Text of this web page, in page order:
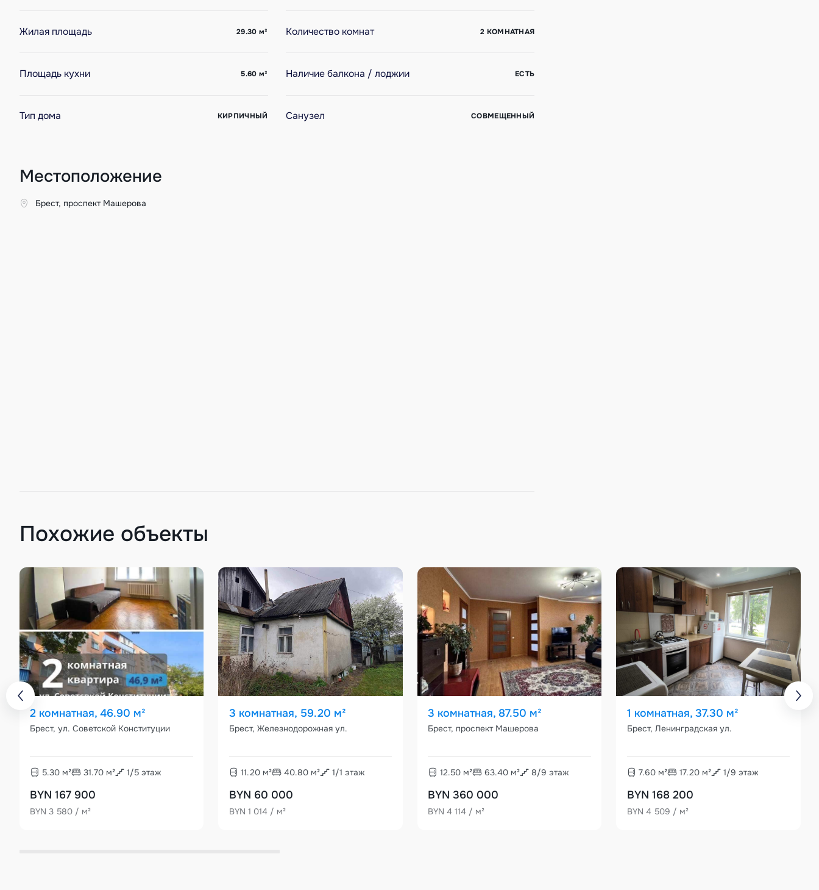
Жилая площадь 29.30 м²
Площадь кухни 5.60 м²
Тип дома КИРПИЧНЫЙ
Количество комнат 2 КОМНАТНАЯ
Наличие балкона / лоджии ЕСТЬ
Санузел СОВМЕЩЕННЫЙ
Местоположение
Брест, проспект Машерова
Похожие объекты
2 комнатная, 46.90 м²
Брест, ул. Советской Конституции
5.30м² 31.70м² 1/5 этаж
BYN 167 900
BYN 3 580 / м²
3 комнатная, 59.20 м²
Брест, Железнодорожная ул.
11.20 м² 40.80 м² 1/1 этаж
BYN 60 000
BYN 1 014 / м²
3 комнатная, 87.50 м²
Брест, проспект Машерова
12.50м² 63.40м² 8/9 этаж
BYN 360 000
BYN 4 114 / м²
1 комнатная, 37.30 м²
Брест, Ленинградская ул.
7.60 м² 17.20 м² 1/9 этаж
BYN 168 200
BYN 4 509 / м²